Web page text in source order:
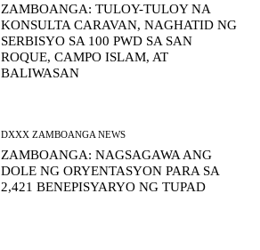
ZAMBOANGA: TULOY-TULOY NA
KONSULTA CARAVAN, NAGHATID NG
SERBISYO SA 100 PWD SA SAN
ROQUE, CAMPO ISLAM, AT
BALIWASAN
DXXX ZAMBOANGA NEWS
ZAMBOANGA: NAGSAGAWA ANG
DOLE NG ORYENTASYON PARA SA
2,421 BENEPISYARYO NG TUPAD